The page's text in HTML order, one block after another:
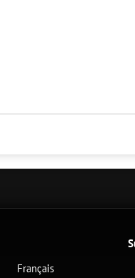
Français